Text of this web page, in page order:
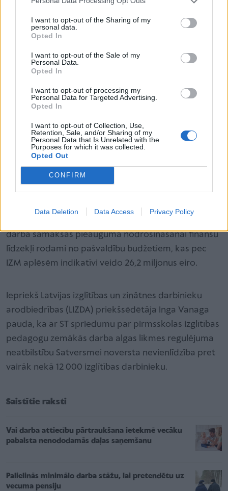
I want to opt-out of the Sharing of my
personal data.
Opted In
I want to opt-out of the Sale of my
Personal Data.
Opted In
I want to opt-out of processing my
Personal Data for Targeted Advertising.
Opted In
I want to opt-out of Collection, Use,
Retention, Sale, and/or Sharing of my
Personal Data that Is Unrelated with the
Purposes for which it was collected.
Opted Out
CONFIRM
Data Deletion Data Access Privacy Policy
gadam un turpmāk ik gadu par 6 841 753 eiro.
Savukārt IZM iesniegtajā prioritārā pasākuma
pieteikumā par pedagogu darba samaksas
nepieciešamo finansējumu no nākamā gada
1.janvāra, ministrija iekļāva arī pirmsskolas
pedagogu zemākās vienas stundas likmes
palielinājumu līdz 9,54 eiro, paredzot šim mērķim
priekšlikums tika atbalstīts. Tādējādi kopumā ST
lēmuma izpildei piešķirts papildu finansējums 16 328
984 eiro apmērā.
Bērnu no pusotra līdz četru gadu vecumam
izglītošanā nodarbināto pedagogu darba samaksa
darba samaksas pieauguma nodrošināšanai finanšu
līdzekļi rodami no pašvaldību budžetiem, kas pēc
IZM aplēsēm indikatīvi veido 26,2 miljonus eiro.
Iepriekš Latvijas izglītības un zinātnes darbinieku
arodbiedrības (LIZDA) priekšsēdētāja Inga Vanaga
pauda, ka ar ST spriedumu par pirmsskolas izglītības
pedagogu zemākās darba algas likmes regulējuma
neatbilstību Satversmei novērsta nevienlīdzība pret
vairāk nekā 12 000 izglītības darbinieku.
Saistītie raksti
Vai darba attiecību pārtraukšana ietekmē vecāku
pabalsta nenododamās daļas saņemšanu
Palielinās minimālo darba stāžu, lai pretendētu uz
vecuma pensiju